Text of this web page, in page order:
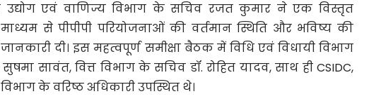
एवं वाणिज्य विभाग के सचिव रजत कुमार ने एक विस्तृत
से पीपीपी परियोजनाओं की वर्तमान स्थिति और भविष्य की
दी। इस महत्वपूर्ण समीक्षा बैठक में विधि एवं विधायी विभाग
सावंत, वित्त विभाग के सचिव डॉ. रोहित यादव, साथ ही CSIDC,
के वरिष्ठ अधिकारी उपस्थित थे।